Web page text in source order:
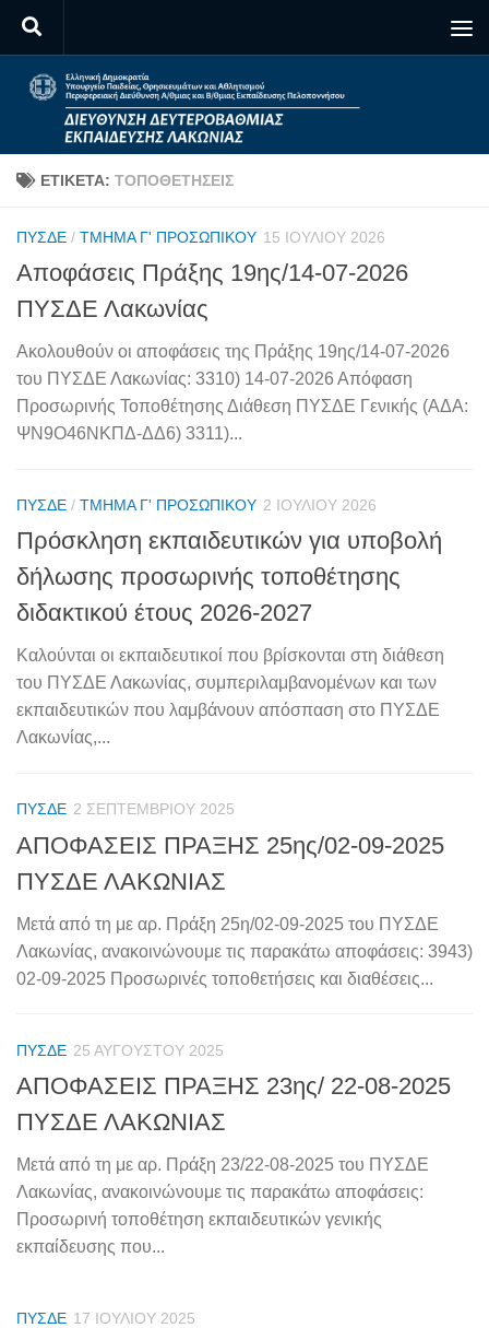
Skip to content
ΕΤΙΚΈΤΑ: ΤΟΠΟΘΕΤΉΣΕΙΣ
ΠΥΣΔΕ / ΤΜΉΜΑ Γ' ΠΡΟΣΩΠΙΚΟΎ 15 ΙΟΥΛΊΟΥ 2026
Αποφάσεις Πράξης 19ης/14-07-2026
ΠΥΣΔΕ Λακωνίας
Ακολουθούν οι αποφάσεις της Πράξης 19ης/14-07-2026
του ΠΥΣΔΕ Λακωνίας: 3310) 14-07-2026 Απόφαση
Προσωρινής Τοποθέτησης Διάθεση ΠΥΣΔΕ Γενικής (ΑΔΑ:
ΨΝ9Ο46ΝΚΠΔ-ΔΔ6) 3311)...
ΠΥΣΔΕ / ΤΜΉΜΑ Γ' ΠΡΟΣΩΠΙΚΟΎ 2 ΙΟΥΛΊΟΥ 2026
Πρόσκληση εκπαιδευτικών για υποβολή
δήλωσης προσωρινής τοποθέτησης
διδακτικού έτους 2026-2027
Καλούνται οι εκπαιδευτικοί που βρίσκονται στη διάθεση
του ΠΥΣΔΕ Λακωνίας, συμπεριλαμβανομένων και των
εκπαιδευτικών που λαμβάνουν απόσπαση στο ΠΥΣΔΕ
Λακωνίας,...
ΠΥΣΔΕ 2 ΣΕΠΤΕΜΒΡΊΟΥ 2025
ΑΠΟΦΑΣΕΙΣ ΠΡΑΞΗΣ 25ης/02-09-2025
ΠΥΣΔΕ ΛΑΚΩΝΙΑΣ
Μετά από τη με αρ. Πράξη 25η/02-09-2025 του ΠΥΣΔΕ
Λακωνίας, ανακοινώνουμε τις παρακάτω αποφάσεις: 3943)
02-09-2025 Προσωρινές τοποθετήσεις και διαθέσεις...
ΠΥΣΔΕ 25 ΑΥΓΟΎΣΤΟΥ 2025
ΑΠΟΦΑΣΕΙΣ ΠΡΑΞΗΣ 23ης/ 22-08-2025
ΠΥΣΔΕ ΛΑΚΩΝΙΑΣ
Μετά από τη με αρ. Πράξη 23/22-08-2025 του ΠΥΣΔΕ
Λακωνίας, ανακοινώνουμε τις παρακάτω αποφάσεις:
Προσωρινή τοποθέτηση εκπαιδευτικών γενικής
εκπαίδευσης που...
ΠΥΣΔΕ 17 ΙΟΥΛΊΟΥ 2025